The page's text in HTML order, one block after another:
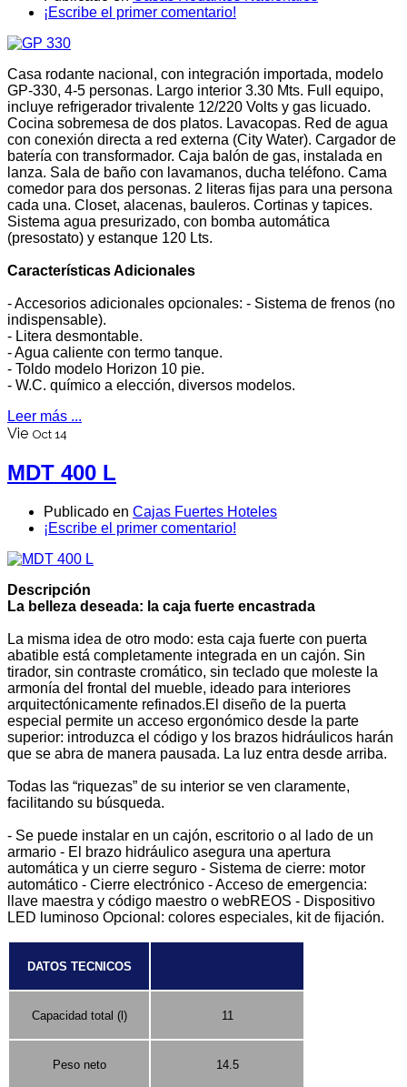
¡Escribe el primer comentario!
Casa rodante nacional, con integración importada, modelo
GP-330, 4-5 personas. Largo interior 3.30 Mts. Full equipo,
incluye refrigerador trivalente 12/220 Volts y gas licuado.
Cocina sobremesa de dos platos. Lavacopas. Red de agua
con conexión directa a red externa (City Water). Cargador de
batería con transformador. Caja balón de gas, instalada en
lanza. Sala de baño con lavamanos, ducha teléfono. Cama
comedor para dos personas. 2 literas fijas para una persona
cada una. Closet, alacenas, bauleros. Cortinas y tapices.
Sistema agua presurizado, con bomba automática
(presostato) y estanque 120 Lts.
Características Adicionales
- Accesorios adicionales opcionales: - Sistema de frenos (no
indispensable).
- Litera desmontable.
- Agua caliente con termo tanque.
- Toldo modelo Horizon 10 pie.
- W.C. químico a elección, diversos modelos.
Leer más ...
Vie Oct 14
MDT 400 L
Publicado en Cajas Fuertes Hoteles
¡Escribe el primer comentario!
Descripción
La belleza deseada: la caja fuerte encastrada
La misma idea de otro modo: esta caja fuerte con puerta
abatible está completamente integrada en un cajón. Sin
tirador, sin contraste cromático, sin teclado que moleste la
armonía del frontal del mueble, ideado para interiores
arquitectónicamente refinados.El diseño de la puerta
especial permite un acceso ergonómico desde la parte
superior: introduzca el código y los brazos hidráulicos harán
que se abra de manera pausada. La luz entra desde arriba.
Todas las “riquezas” de su interior se ven claramente,
facilitando su búsqueda.
- Se puede instalar en un cajón, escritorio o al lado de un
armario - El brazo hidráulico asegura una apertura
automática y un cierre seguro - Sistema de cierre: motor
automático - Cierre electrónico - Acceso de emergencia:
llave maestra y código maestro o webREOS - Dispositivo
LED luminoso Opcional: colores especiales, kit de fijación.
DATOS TECNICOS
Capacidad total (l) 11
Peso neto 14.5